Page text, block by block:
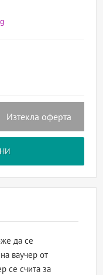
Изтекла оферта
да се
ваучер от
се счита за